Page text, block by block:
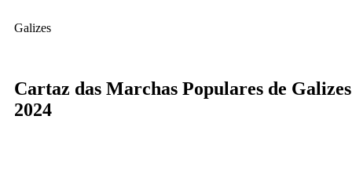
Galizes
Cartaz das Marchas Populares de Galizes
2024